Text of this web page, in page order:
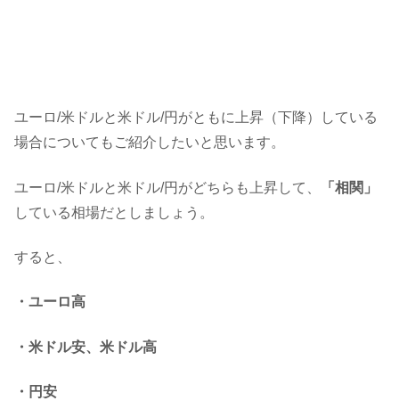
ユーロ/米ドルと米ドル/円がともに上昇（下降）している
場合についてもご紹介したいと思います。
ユーロ/米ドルと米ドル/円がどちらも上昇して、
「相関」
している相場だとしましょう。
すると、
・ユーロ高
・米ドル安、米ドル高
・円安